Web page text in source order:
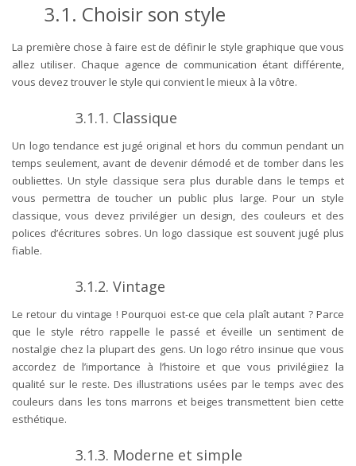
3.1. Choisir son style
La première chose à faire est de définir le style graphique que vous
allez utiliser. Chaque agence de communication étant différente,
vous devez trouver le style qui convient le mieux à la vôtre.
3.1.1. Classique
Un logo tendance est jugé original et hors du commun pendant un
temps seulement, avant de devenir démodé et de tomber dans les
oubliettes. Un style classique sera plus durable dans le temps et
vous permettra de toucher un public plus large. Pour un style
classique, vous devez privilégier un design, des couleurs et des
polices d’écritures sobres. Un logo classique est souvent jugé plus
fiable.
3.1.2. Vintage
Le retour du vintage ! Pourquoi est-ce que cela plaît autant ? Parce
que le style rétro rappelle le passé et éveille un sentiment de
nostalgie chez la plupart des gens. Un logo rétro insinue que vous
accordez de l’importance à l’histoire et que vous privilégiiez la
qualité sur le reste. Des illustrations usées par le temps avec des
couleurs dans les tons marrons et beiges transmettent bien cette
esthétique.
3.1.3. Moderne et simple